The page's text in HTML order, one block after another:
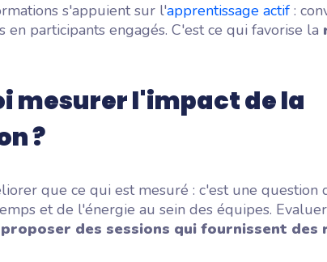
s'appuient sur l'apprentissage actif :
en participants engagés. C'est ce qui favorise la
mesurer l'impact de la
?
que ce qui est mesuré : c'est une question
et de l'énergie au sein des équipes.
proposer des sessions qui fournissent